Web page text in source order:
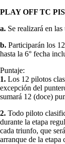
PLAY OFF TC
a. Se realizará en
b. Participarán los
hasta la 6° fecha
Puntaje:
1. Los 12 pilotos
excepción del
sumará 12 (doce)
2. Todo piloto
durante la etapa
cada triunfo, que
arranque de la etapa